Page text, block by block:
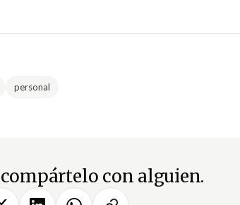
personal
compártelo con alguien.